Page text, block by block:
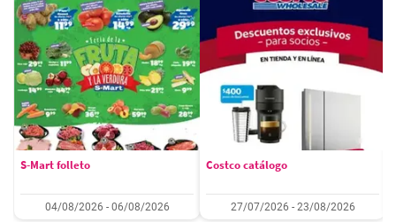
S-Mart folleto
04/08/2026 - 06/08/2026
Costco catálogo
27/07/2026 - 23/08/2026